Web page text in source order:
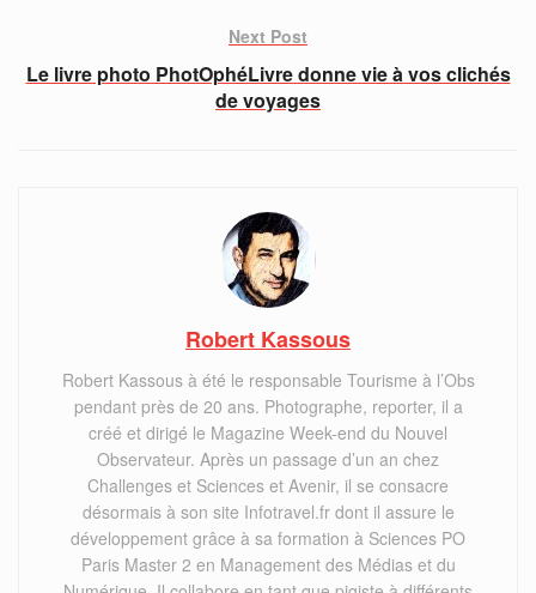
Next Post
Le livre photo PhotOphéLivre donne vie à vos clichés
de voyages
Robert Kassous
Robert Kassous à été le responsable Tourisme à l’Obs
pendant près de 20 ans. Photographe, reporter, il a
créé et dirigé le Magazine Week-end du Nouvel
Observateur. Après un passage d’un an chez
Challenges et Sciences et Avenir, il se consacre
désormais à son site Infotravel.fr dont il assure le
développement grâce à sa formation à Sciences PO
Paris Master 2 en Management des Médias et du